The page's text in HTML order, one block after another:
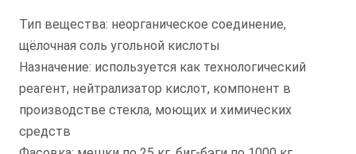
Тип вещества: неорганическое соединение,
щёлочная соль угольной кислоты
Назначение: используется как технологический
реагент, нейтрализатор кислот, компонент в
производстве стекла, моющих и химических
средств